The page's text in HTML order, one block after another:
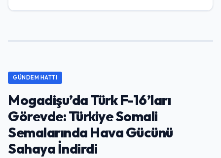
GÜNDEM HATTI
Mogadişu’da Türk F-16’ları
Görevde: Türkiye Somali
Semalarında Hava Gücünü
Sahaya İndirdi